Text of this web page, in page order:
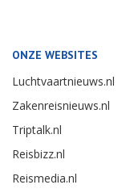
ONZE WEBSITES
Luchtvaartnieuws.nl
Zakenreisnieuws.nl
Triptalk.nl
Reisbizz.nl
Reismedia.nl